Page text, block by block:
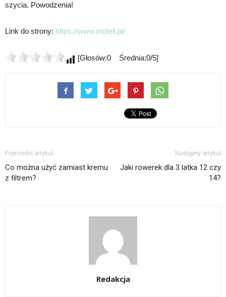
szycia. Powodzenia!
Link do strony: https://www.motell.pl/
[Głosów:0 Średnia:0/5]
Poprzedni artykuł
Co można użyć zamiast kremu
z filtrem?
Następny artykuł
Jaki rowerek dla 3 latka 12 czy
14?
Redakcja